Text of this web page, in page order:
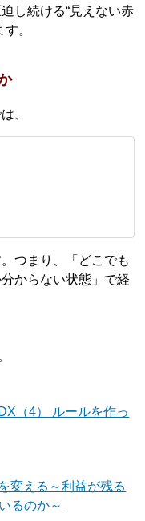
し続ける“見えない赤
。
、
つまり、「どこでも
からない状態」で経
（4） ルールを作っ
変える～利益が残る
るのか～